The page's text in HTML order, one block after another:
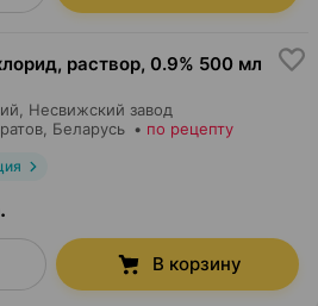
раствор, 0.9% 500 мл
Несвижский завод
, Беларусь • по рецепту
В корзину